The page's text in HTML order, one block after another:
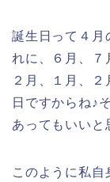
誕生日って４月
れに、６月、７
２月、１月、
日ですからね♪
あってもいいと
このように私自